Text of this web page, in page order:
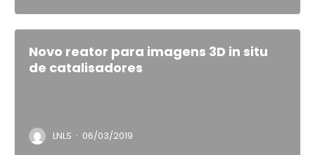
Novo reator para imagens 3D in situ
de catalisadores
LNLS · 06/03/2019